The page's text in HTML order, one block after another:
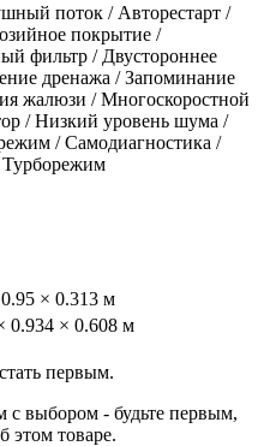
поток / Авторестарт /
покрытие /
фильтр / Двустороннее
дренажа / Запоминание
жалюзи / Многоскоростной
/ Низкий уровень шума /
/ Самодиагностика /
× 0.313 м
0.934 × 0.608 м
первым.
с выбором - будьте первым,
этом товаре.